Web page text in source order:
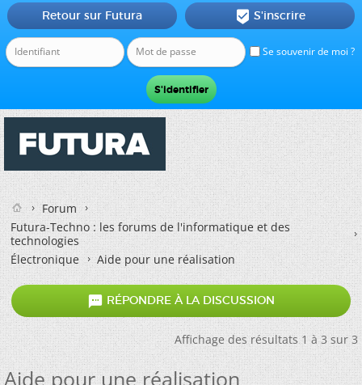
Se souvenir de moi ?
Retour sur Futura  S'inscrire
Forum
Futura-Techno : les forums de l'informatique et des
technologies
Électronique
Aide pour une réalisation
 RÉPONDRE À LA DISCUSSION
Affichage des résultats 1 à 3 sur 3
Aide pour une réalisation